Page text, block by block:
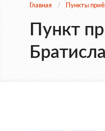
Главная Пункты
Пункт